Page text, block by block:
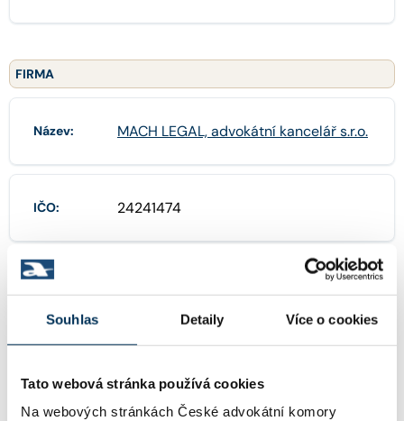
Souhlas Detaily Více o cookies
Tato webová stránka používá cookies
Na webových stránkách České advokátní komory
FIRMA
Název: MACH LEGAL, advokátní kancelář s.r.o.
IČO: 24241474
Adresa: Viktora Huga 377/4 , 15000 Praha